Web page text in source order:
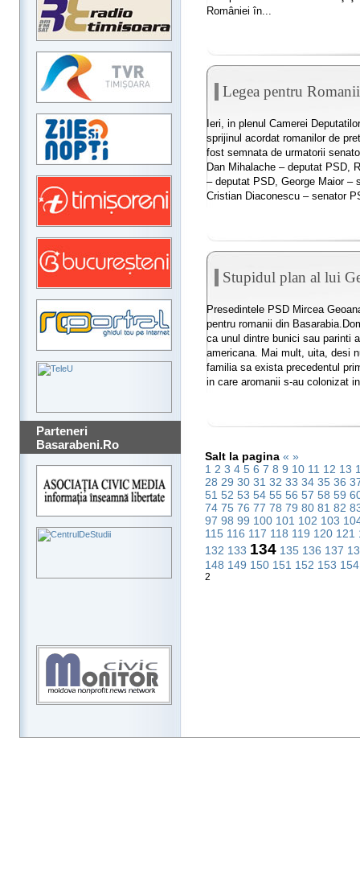
Parteneri
Basarabeni.Ro
României în...
Legea pentru
Ieri, in plenul Camerei
sprijinul acordat romanilor de
fost semnata de urmatorii
Dan Mihalache – deputat PSD,
– deputat PSD, George Maior –
Cristian Diaconescu – senator
Stupidul plan al lui
Presedintele PSD Mircea
pentru romanii din
ca unul dintre bunici sau parinti
americana. Mai mult, uita, desi
familia sa exista precedentul
in care aromanii s-au colonizat
Salt la pagina « »
1 2 3 4 5 6 7 8 9 10 11 12 13
28 29 30 31 32 33 34 35 36
51 52 53 54 55 56 57 58 59
74 75 76 77 78 79 80 81 82
97 98 99 100 101 102 103
115 116 117 118 119 120 121
132 133 134 135 136 137
148 149 150 151 152 153
2